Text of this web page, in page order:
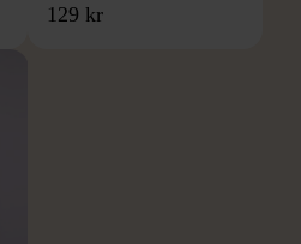
129 kr